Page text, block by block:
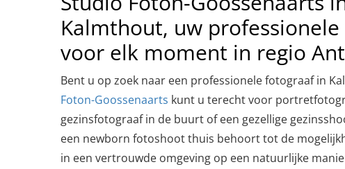
Kalmthout, uw
voor elk moment in regio
Bent u op zoek naar een professionele fotograaf in
Foton-Goossenaarts kunt u terecht voor
gezinsfotograaf in de buurt of een gezellige
een newborn fotoshoot thuis behoort tot de
in een vertrouwde omgeving op een natuurlijke